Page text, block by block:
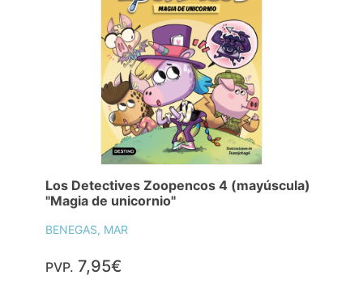
Los Detectives Zoopencos 4 (mayúscula)
"Magia de unicornio"
BENEGAS, MAR
PVP. 7,95€